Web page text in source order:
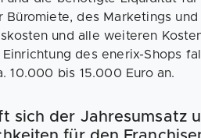
Büromiete, des Marketings
und alle weiteren
des enerix-Shops
10.000 bis 15.000 Euro an.
sich der Jahresumsatz